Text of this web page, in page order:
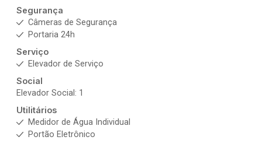
Segurança
Câmeras de Segurança
Portaria 24h
Serviço
Elevador de Serviço
Social
Elevador Social: 1
Utilitários
Medidor de Água Individual
Portão Eletrônico